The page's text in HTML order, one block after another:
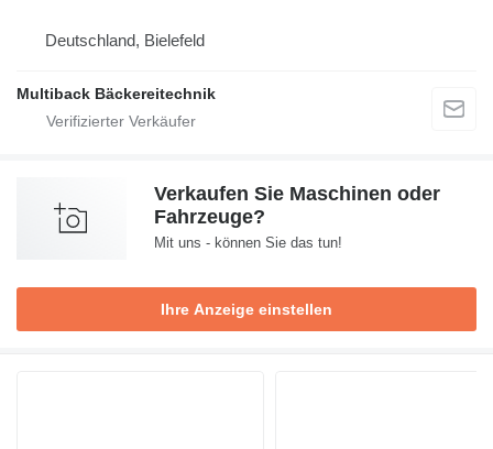
Deutschland, Bielefeld
Multiback Bäckereitechnik
Verkaufen Sie Maschinen oder
Fahrzeuge?
Mit uns - können Sie das tun!
Ihre Anzeige einstellen